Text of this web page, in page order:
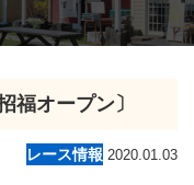
福オープン〕
レース情報 2020.01.03